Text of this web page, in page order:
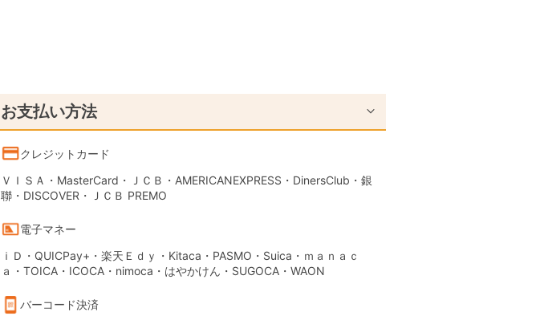
お支払い方法
クレジットカード
ＶＩＳＡ・MasterCard・ＪＣＢ・AMERICANEXPRESS・DinersClub・銀
聯・DISCOVER・ＪＣＢ PREMO
電子マネー
ｉＤ・QUICPay+・楽天Ｅｄｙ・Kitaca・PASMO・Suica・ｍａｎａｃ
ａ・TOICA・ICOCA・nimoca・はやかけん・SUGOCA・WAON
バーコード決済